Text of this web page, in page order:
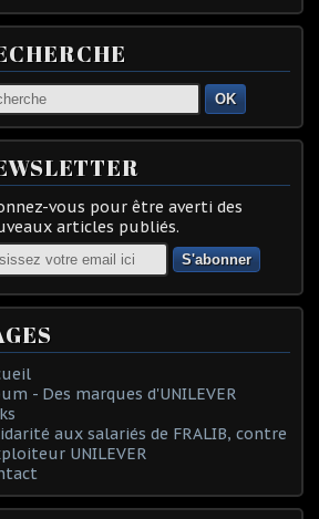
OK
vous pour être averti des
articles publiés.
- Des marques d'UNILEVER
aux salariés de FRALIB, contre
UNILEVER